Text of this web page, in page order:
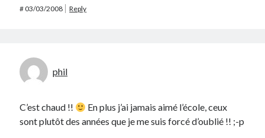
#03/03/2008 Reply
phil
C’est chaud !!
En plus j’ai jamais aimé l’école, ceux
sont plutôt des années que je me suis forcé d’oublié !! ;-p